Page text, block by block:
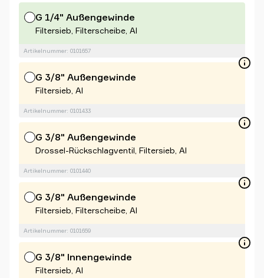
G 1/4" Außengewinde
Filtersieb, Filterscheibe, Al
Artikelnummer: 0101657
G 3/8" Außengewinde
Filtersieb, Al
Artikelnummer: 0101433
G 3/8" Außengewinde
Drossel-Rückschlagventil, Filtersieb, Al
Artikelnummer: 0101440
G 3/8" Außengewinde
Filtersieb, Filterscheibe, Al
Artikelnummer: 0101659
G 3/8" Innengewinde
Filtersieb, Al